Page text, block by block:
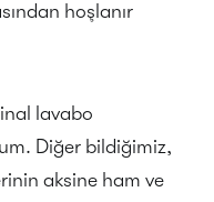
hoşlanır
lavabo
Diğer bildiğimiz,
aksine ham ve